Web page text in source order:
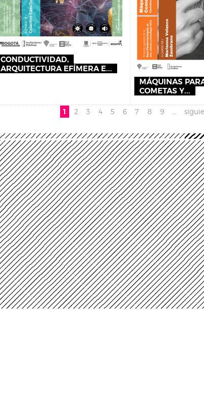
CONDUCTIVIDAD,
ARQUITECTURA EFÍMERA E...
MÁQUINAS
COMETAS Y...
1 2 3 4 5 6 7 8 9